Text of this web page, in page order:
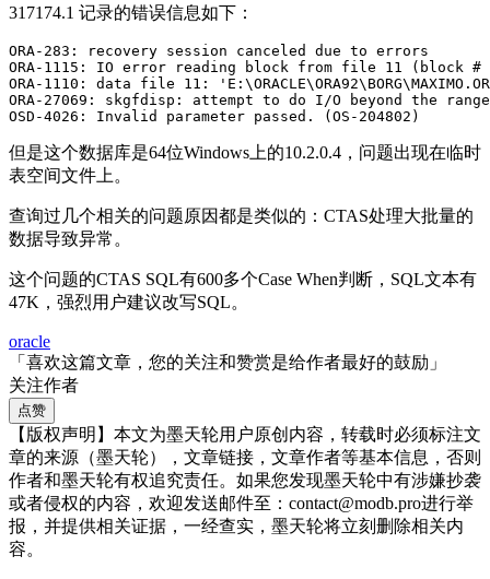
317174.1 记录的错误信息如下：
ORA-283: recovery session canceled due to errors
ORA-1115: IO error reading block from file 11 (block #
ORA-1110: data file 11:
ORA-27069: skgfdisp: attempt to do I/O beyond the
OSD-4026: Invalid parameter passed. (OS-204802)
但是这个数据库是64位Windows上的10.2.0.4，问题出现在临时
表空间文件上。
查询过几个相关的问题原因都是类似的：CTAS处理大批量的
数据导致异常。
这个问题的CTAS SQL有600多个Case When判断，SQL文本有
47K，强烈用户建议改写SQL。
oracle
「喜欢这篇文章，您的关注和赞赏是给作者最好的鼓励」
关注作者
点赞
【版权声明】本文为墨天轮用户原创内容，转载时必须标注文
章的来源（墨天轮），文章链接，文章作者等基本信息，否则
作者和墨天轮有权追究责任。如果您发现墨天轮中有涉嫌抄袭
或者侵权的内容，欢迎发送邮件至：contact@modb.pro进行举
报，并提供相关证据，一经查实，墨天轮将立刻删除相关内
容。